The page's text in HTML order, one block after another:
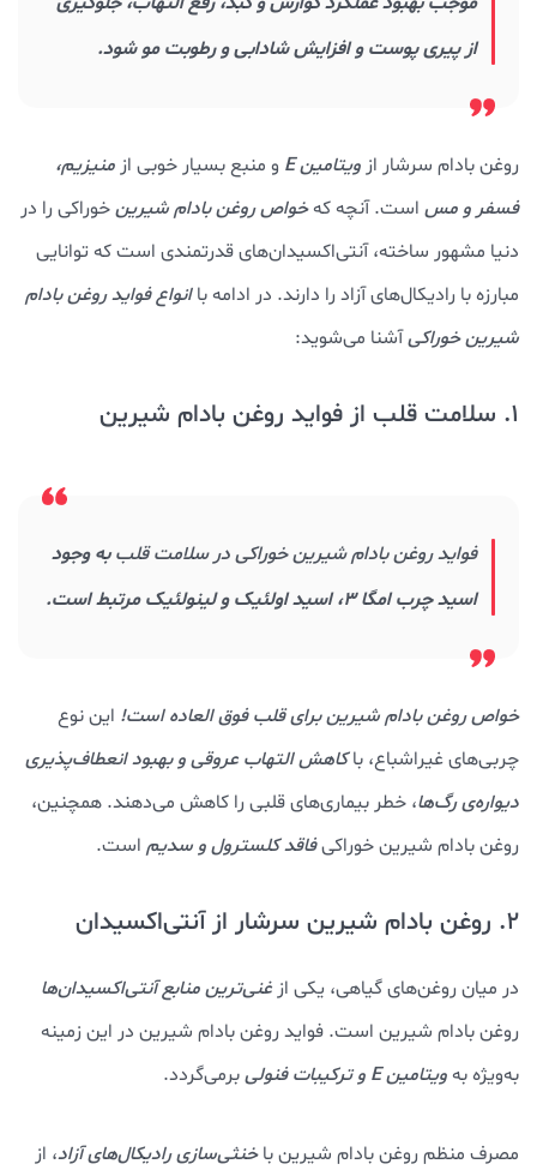
از پیری پوست و افزایش شادابی و رطوبت مو شود.
روغن بادام سرشار از ویتامین E و منبع بسیار خوبی از منیزیم،
فسفر و مس است. آنچه کهخواص روغن بادام شيرينخوراکی را در
دنیا مشهور ساخته، آنتی‌اکسیدان‌های قدرتمندی است که توانایی‌
مبارزه با رادیکال‌های آزاد را دارند. در ادامه باانواع فواید روغن بادام
شیرین خوراکیآشنا می‌شوید:
1. سلامت قلب از فواید روغن بادام شیرین
فواید روغن بادام شیرین خوراکی در سلامت قلببه وجود
اسید چرب امگا 3، اسید اولئیک و لینولئیک مرتبط است.
خواص روغن بادام شيرين برای قلب فوق العاده است! این نوع
چربی‌های غیراشباع، باکاهش التهاب عروقی و بهبود انعطاف‌پذیری
دیواره‌ی رگ‌ها، خطر بیماری‌های قلبی را کاهش می‌دهند. همچنین،
روغن بادام شیرین خوراکیفاقد کلسترول و سدیم است.
2. روغن بادام شیرین سرشار از آنتی‌اکسیدان
در میان روغن‌های گیاهی، یکی از غنی‌ترین منابع آنتی‌اکسیدان‌ها
روغن بادام شیرین است. فواید روغن بادام شیرین در این زمینه
به‌ویژه بهویتامین E و ترکیبات فنولی برمی‌گردد.
مصرف منظم روغن بادام شیرین باخنثی‌سازی رادیکال‌های آزاد، از